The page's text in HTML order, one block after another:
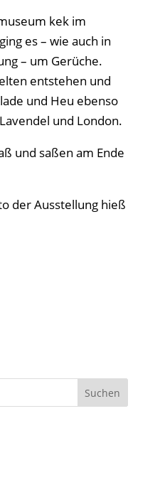
kek im
es – wie auch in
– um Gerüche.
entstehen und
und Heu ebenso
und London.
und saßen am Ende
der Ausstellung hieß
Suchen